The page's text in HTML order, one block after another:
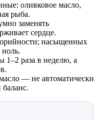
оливковое масло,
рыба.
заменять
сердце.
насыщенных
1–2 раза в неделю, а
— не автоматически
баланс.